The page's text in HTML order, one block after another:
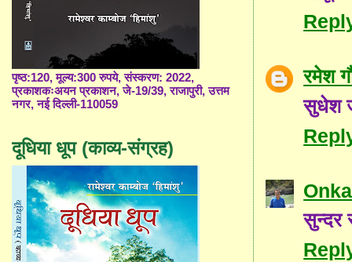
रमेश
सुधेश
सुन्दर
पृष्ठ:120, मूल्य:300 रुपये, संस्करण: 2022,
प्रकाशकःअयन प्रकाशन, जे-19/39, राजापुरी, उत्तम
नगर, नई दिल्ली-110059
दूधिया धूप (काव्य-संग्रह)